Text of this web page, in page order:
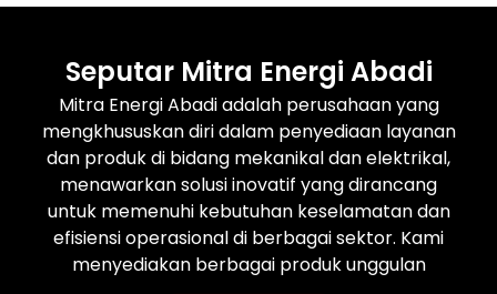
Seputar Mitra Energi Abadi
Mitra Energi Abadi adalah perusahaan yang
mengkhususkan diri dalam penyediaan layanan
dan produk di bidang mekanikal dan elektrikal,
menawarkan solusi inovatif yang dirancang
untuk memenuhi kebutuhan keselamatan dan
efisiensi operasional di berbagai sektor. Kami
menyediakan berbagai produk unggulan